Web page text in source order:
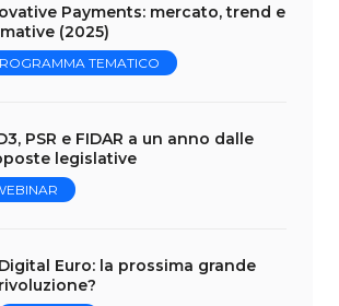
Payments: mercato, trend e
(2025)
TEMATICO
PSR e FIDAR a un anno dalle
legislative
Digital Euro: la prossima grande
rivoluzione?